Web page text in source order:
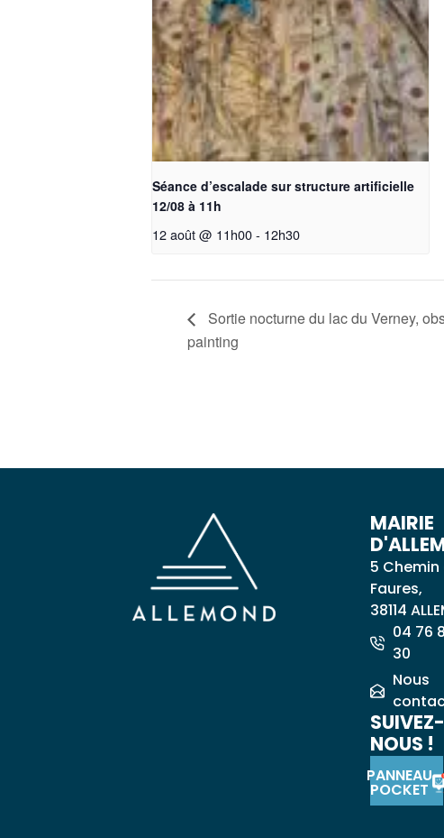
Séance d’escalade sur structure artificielle
12/08 à 11h
12 août @ 11h00- 12h30
Sortie nocturne du lac du Verney,
painting
MAIRIE
5 Chemin
Faures,
38114
04 76
30
Nous
SUIVEZ-
NOUS !
PANNEAU
POCKET